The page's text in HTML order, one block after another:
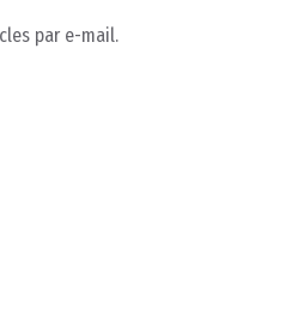
par e-mail.